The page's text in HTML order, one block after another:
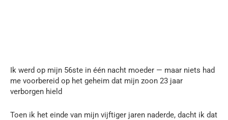
Ik werd op mijn 56ste in één nacht moeder — maar niets had
me voorbereid op het geheim dat mijn zoon 23 jaar
verborgen hield
Toen ik het einde van mijn vijftiger jaren naderde, dacht ik dat